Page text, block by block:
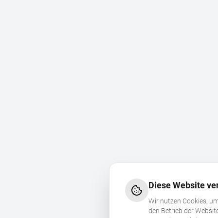
Diese Website
Wir nutzen Cookies,
den Betrieb der